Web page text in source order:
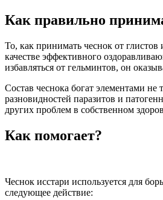
Как правильно
То, как принимать чеснок от глистов
качестве эффективного
избавляться от гельминтов, он
Состав чеснока богат элементами
разновидностей паразитов и
других проблем в собственном
Как помогает?
Чеснок исстари используется для
следующее действие: